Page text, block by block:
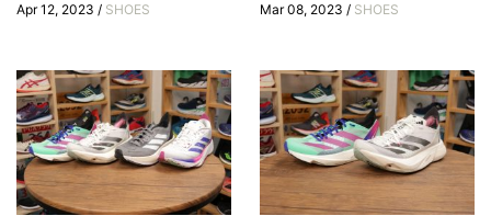
Apr 12, 2023 / SHOES Mar 08, 2023 / SHOES